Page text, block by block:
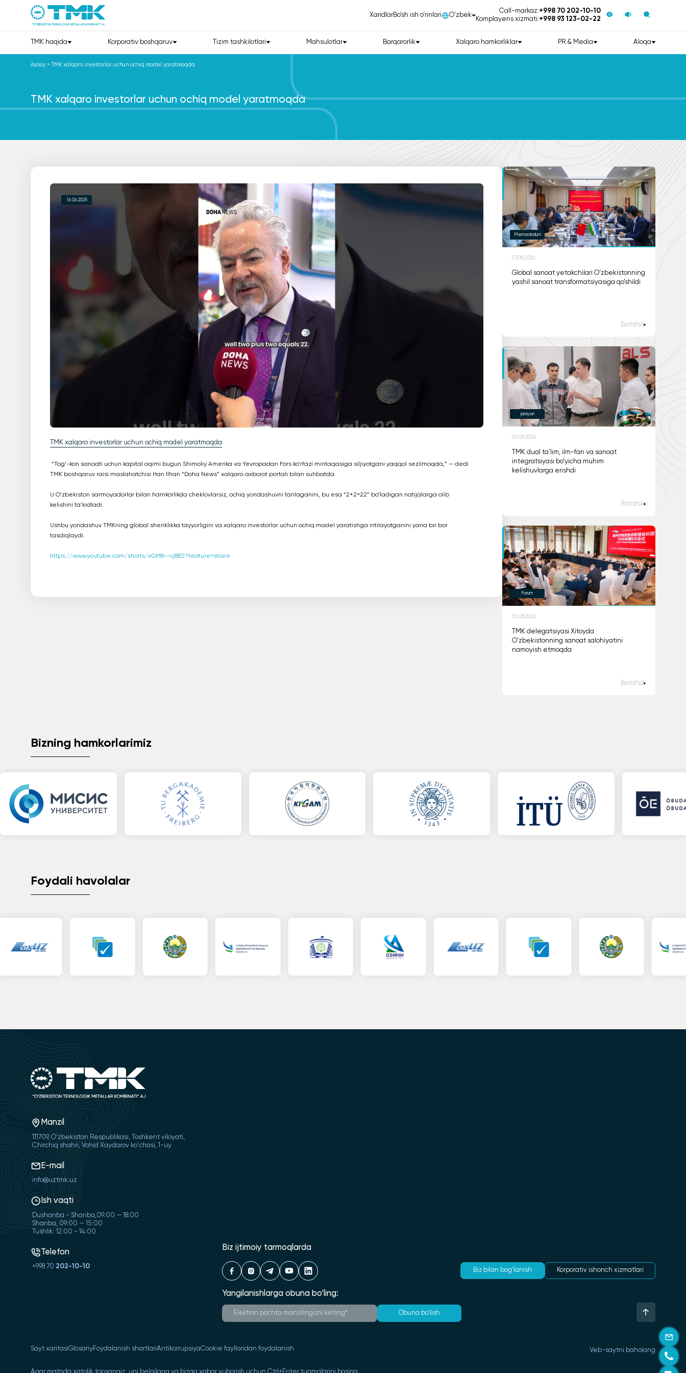
XaridlarBo‘sh ish o‘rinlari О'zbek
Call-markaz:+998 70 202-10-10
Komplayens xizmati:+998 93 123-02-22
TMK haqida Korporativ boshqaruv Tizim tashkilotlari Mahsulotlar Barqarorlik Xalqaro hamkorliklar PR & Media Aloqa
Asosiy > TMK xalqaro investorlar uchun ochiq model yaratmoqda
TMK xalqaro investorlar uchun ochiq model yaratmoqda
16.06.2025
TMK xalqaro investorlar uchun ochiq model yaratmoqda
“Tog‘-kon sanoati uchun kapital oqimi bugun Shimoliy Amerika va Yevropadan Fors ko‘rfazi mintaqasiga siljiyotgani yaqqol sezilmoqda,” — dedi
TMK boshqaruv raisi maslahatchisi Han Ilhan “Doha News” xalqaro axborot portali bilan suhbatda.
U O‘zbekiston sarmoyadorlar bilan hamkorlikda cheklovlarsiz, ochiq yondashuvni tanlaganini, bu esa “2+2=22” bo‘ladigan natijalarga olib
kelishini ta’kidladi.
Ushbu yondashuv TMKning global sheriklikka tayyorligini va xalqaro investorlar uchun ochiq model yaratishga intilayotganini yana bir bor
tasdiqlaydi.
https://www.youtube.com/shorts/xGM8--cj8E0?feature=share
Memorandum
07.08.2026
Global sanoat yetakchilari O‘zbekistonning
yashil sanoat transformatsiyasiga qo‘shildi
Batafsil
jarayon
06.08.2026
TMK dual ta'lim, ilm-fan va sanoat
integratsiyasi bo‘yicha muhim
kelishuvlarga erishdi
Batafsil
Forum
05.08.2026
TMK delegatsiyasi Xitoyda
O‘zbekistonning sanoat salohiyatini
namoyish etmoqda
Batafsil
Bizning hamkorlarimiz
Foydali havolalar
Manzil
111709, O‘zbekiston Respublikasi, Toshkent viloyati,
Chirchiq shahri, Vohid Xaydarov ko'chasi, 1-uy
E-mail
info@uztmk.uz
Ish vaqti
Dushanba - Shanba,09:00 — 18:00
Shanba, 09:00 — 15:00
Tushlik: 12:00 - 14:00
Telefon
+998 70 202-10-10
Biz ijtimoiy tarmoqlarda
Biz bilan bog‘lanish Korporativ ishonch xizmatlari
Yangilanishlarga obuna bo‘ling:
Obuna bo‘lish
Sayt xaritasiGlosariyFoydalanish shartlariAntikorrupsiyaCookie fayllaridan foydalanish Veb-saytni baholang
Agar matnda xatolik topsangiz, uni belgilang va bizga xabar yuborish uchun Ctrl+Enter tugmalarini bosing.